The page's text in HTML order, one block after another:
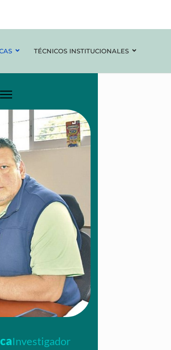
TÉCNICOS INSTITUCIONALES
Investigador